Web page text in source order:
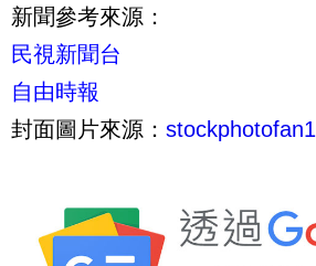
新聞參考來源：
民視新聞台
自由時報
封面圖片來源： stockphotofan1